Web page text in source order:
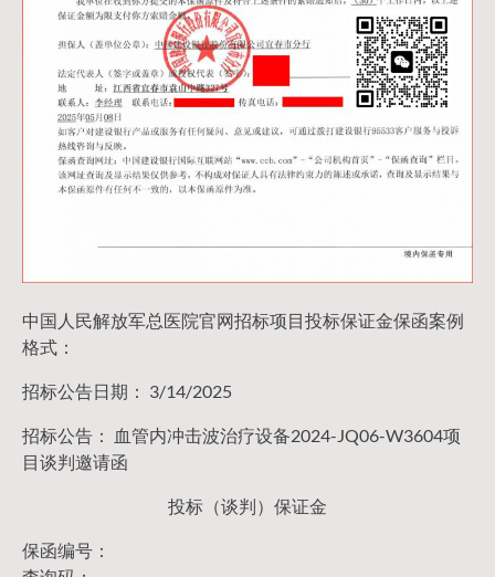
中国人民解放军总医院官网招标项目投标保证金保函案例
格式：
招标公告日期： 3/14/2025
招标公告： 血管内冲击波治疗设备2024-JQ06-W3604项
目谈判邀请函
投标（谈判）保证金
保函编号：